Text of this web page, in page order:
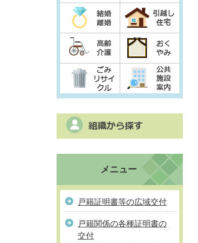
メニュー
戸籍証明書等の広域交付
戸籍関係の各種証明書の
交付